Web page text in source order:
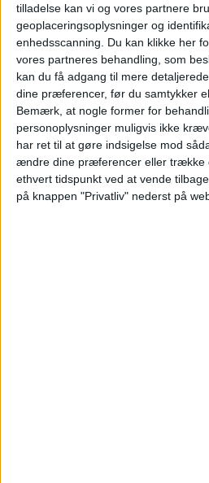
tilladelse kan vi og vores partnere
geoplaceringsoplysninger og
enhedsscanning. Du kan klikke her
vores partneres behandling, som
kan du få adgang til mere
dine præferencer, før du samtykker
Bemærk, at nogle former for
personoplysninger muligvis ikke
har ret til at gøre indsigelse mod
ændre dine præferencer eller trække
ethvert tidspunkt ved at vende
på knappen "Privatliv" nederst på
Boeing
7 fik
FAA's certificering åbner for
flyets indsættelse hos den
udsættes efter alt at
Ruths Hotel